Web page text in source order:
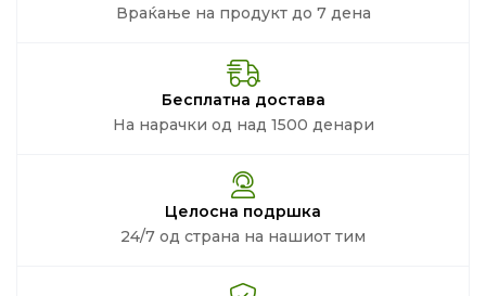
Враќање на продукт до 7 дена
Бесплатна достава
На нарачки од над 1500 денари
Целосна подршка
24/7 од страна на нашиот тим